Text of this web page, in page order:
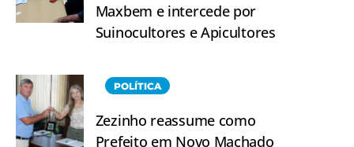
Maxbem e intercede por
Suinocultores e Apicultores
POLÍTICA
Zezinho reassume como
Prefeito em Novo Machado